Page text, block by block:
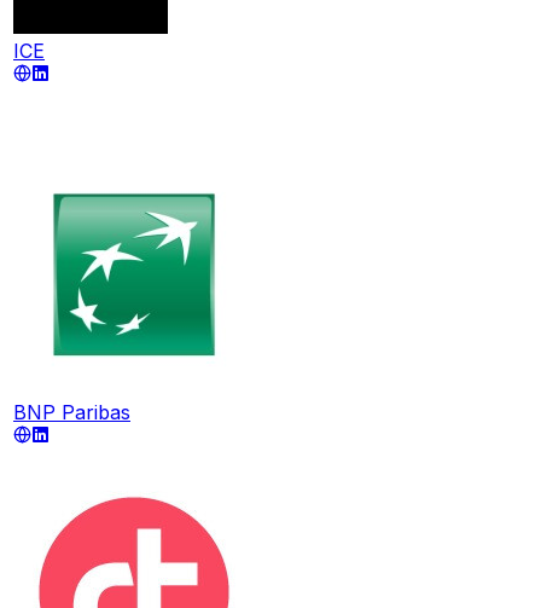
ICE
BNP Paribas